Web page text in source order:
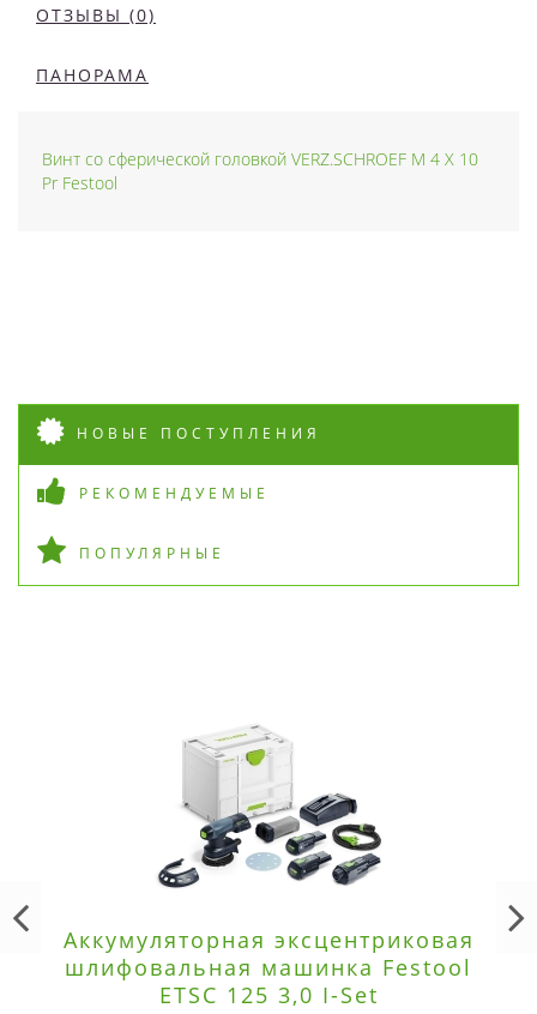
ОТЗЫВЫ (0)
ПАНОРАМА
Винт со сферической головкой VERZ.SCHROEF M 4 X 10
Pr Festool
НОВЫЕ ПОСТУПЛЕНИЯ
РЕКОМЕНДУЕМЫЕ
ПОПУЛЯРНЫЕ
Аккумуляторная эксцентриковая
шлифовальная машинка Festool
ETSC 125 3,0 I-Set